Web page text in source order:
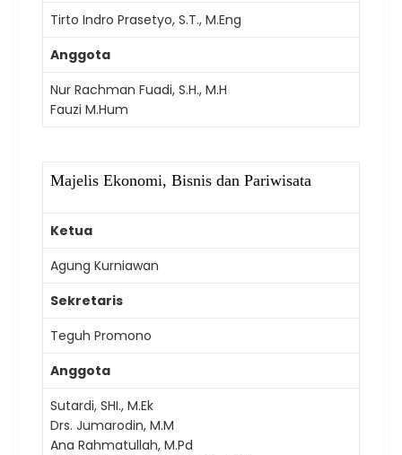
Tirto Indro Prasetyo, S.T., M.Eng
Anggota
Nur Rachman Fuadi, S.H., M.H
Fauzi M.Hum
Majelis Ekonomi, Bisnis dan Pariwisata
Ketua
Agung Kurniawan
Sekretaris
Teguh Promono
Anggota
Sutardi, SHI., M.Ek
Drs. Jumarodin, M.M
Ana Rahmatullah, M.Pd